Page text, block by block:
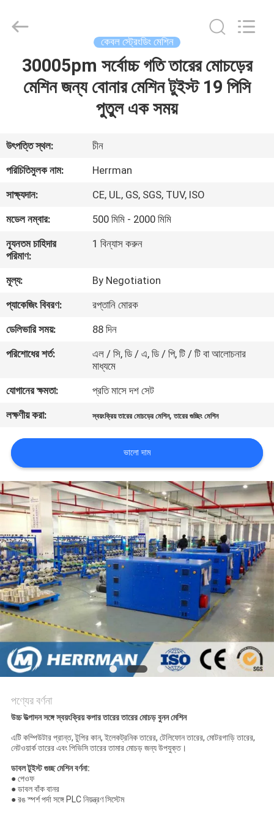
বাড়ি
আমাদের
সম্পর্কে
কারখানা
ভ্রমণ
নিয়ন্ত্রণ
যোগাযোগ
করুন
খবর
জন্য
আবেদন
সাইট
ম্যাপ
PRIVACY
POLICY
Rights
Reserved.
কেবল স্ট্রেংডিং মেশিন
30005pm সর্বোচ্চ গতি তারের মোচড়ের
মেশিন জন্য বোনার মেশিন টুইস্ট 19 পিসি
পুতুল এক সময়
উৎপত্তি স্থল:
চীন
পরিচিতিমুলক নাম:
Herrman
সাক্ষ্যদান:
CE, UL, GS, SGS, TUV, ISO
মডেল নম্বার:
500 মিমি - 2000 মিমি
ন্যূনতম চাহিদার
পরিমাণ:
1 বিন্যাস করুন
মূল্য:
By Negotiation
প্যাকেজিং বিবরণ:
রপ্তানি মোরক
ডেলিভারি সময়:
88 দিন
পরিশোধের শর্ত:
এল / সি, ডি / এ, ডি / পি, টি / টি বা আলোচনার
মাধ্যমে
যোগানের ক্ষমতা:
প্রতি মাসে দশ সেট
লক্ষণীয় করা:
স্বয়ংক্রিয় তারের মোচড়ের মেশিন,তারের গুচ্ছিং মেশিন
ভালো দাম
পণ্যের বর্ণনা
উচ্চ উত্পাদন সঙ্গে স্বয়ংক্রিয় কপার তারের তারের মোচড় বুনন মেশিন
এটি কম্পিউটার প্রান্ত, টুপির কান, ইলেকট্রনিক তারের, টেলিফোন তারের, মোটরগাড়ি তারের,
নেটওয়ার্ক তারের এবং পিভিসি তারের তামার মোচড় জন্য উপযুক্ত।
ডাবল টুইস্ট গুচ্ছ মেশিন বর্ণনা:
● পেওফ
● ডাবল বাঁক বানর
● রঙ স্পর্শ পর্দা সঙ্গে PLC নিয়ন্ত্রণ সিস্টেম